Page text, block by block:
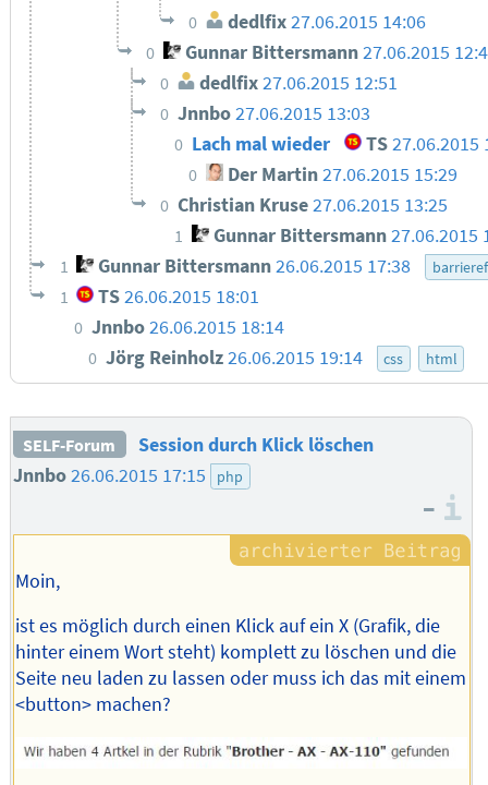
0 dedlfix27.06.2015 14:06
0 Gunnar Bittersmann 27.06.2015
0 dedlfix27.06.2015 12:51
0 Jnnbo27.06.2015 13:03
0 Lach mal wieder TS27.06.2015
0 Der Martin27.06.2015 15:29
0 Christian Kruse27.06.2015 13:25
1 Gunnar Bittersmann27.06.2015
1 Gunnar Bittersmann26.06.2015 17:38
1 TS26.06.2015 18:01
0 Jnnbo26.06.2015 18:14
0 Jörg Reinholz26.06.2015 19:14 css html
SELF-Forum
Session durch Klick löschen
Jnnbo26.06.2015 17:15 php
–
Moin,
ist es möglich durch einen Klick auf ein X (Grafik, die
hinter einem Wort steht) komplett zu löschen und die
Seite neu laden zu lassen oder muss ich das mit einem
<button> machen?